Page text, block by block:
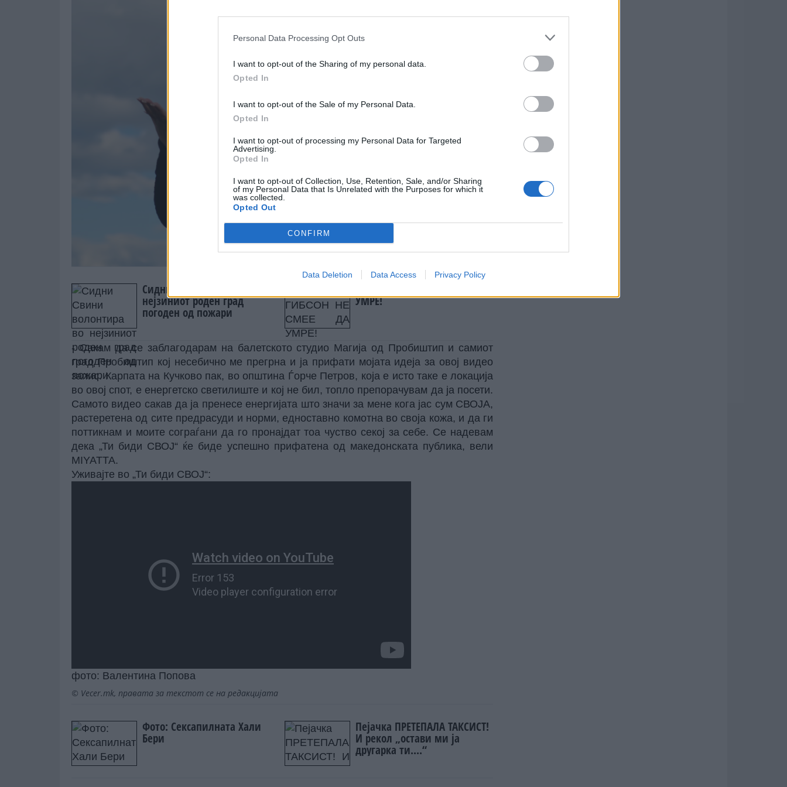
Personal Data Processing Opt Outs
I want to opt-out of the Sharing of my personal data.
Opted In
I want to opt-out of the Sale of my Personal Data.
Opted In
I want to opt-out of processing my Personal Data for Targeted
Advertising.
Opted In
I want to opt-out of Collection, Use, Retention, Sale, and/or Sharing
of my Personal Data that Is Unrelated with the Purposes for which it
was collected.
Opted Out
CONFIRM
Data Deletion Data Access Privacy Policy
Сидни Свини волонтира во
нејзиниот роден град
погоден од пожари
УМРЕ!
- Сакам да се заблагодарам на балетското студио Магија од Пробиштип и самиот
град Пробиштип кој несебично ме прегрна и ја прифати мојата идеја за овој видео
запис. Карпата на Кучково пак, во општина Ѓорче Петров, која е исто таке е локација
во овој спот, е енергетско светилиште и кој не бил, топло препорачувам да ја посети.
Самото видео сакав да ја пренесе енергијата што значи за мене кога јас сум СВОЈА,
растеретена од сите предрасуди и норми, едноставно комотна во своја кожа, и да ги
поттикнам и моите сограѓани да го пронајдат тоа чуство секој за себе. Се надевам
дека „Ти биди СВОЈ“ ќе биде успешно прифатена од македонската публика, вели
MIYATTA.
Уживајте во „Ти биди СВОЈ“:
фото: Валентина Попова
© Vecer.mk, правата за текстот се на редакцијата
Фото: Сексапилната Хали
Бери
Пејачка ПРЕТЕПАЛА ТАКСИСТ!
И рекол „остави ми ја
другарка ти....“